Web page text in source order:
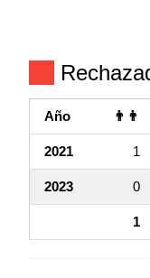
Año 👨👨
2021 1
2023 0
1